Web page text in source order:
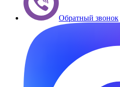
Обратный звонок